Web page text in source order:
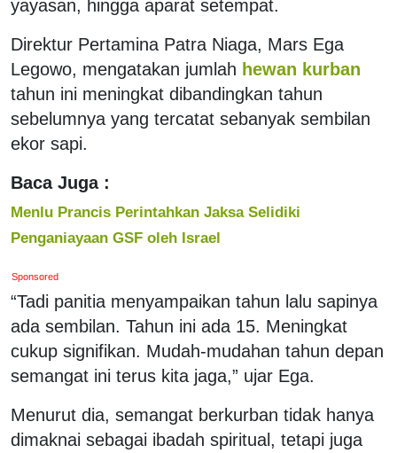
yayasan, hingga aparat setempat.
Direktur Pertamina Patra Niaga, Mars Ega
Legowo, mengatakan jumlah hewan kurban
tahun ini meningkat dibandingkan tahun
sebelumnya yang tercatat sebanyak sembilan
ekor sapi.
Baca Juga :
Menlu Prancis Perintahkan Jaksa Selidiki
Penganiayaan GSF oleh Israel
Sponsored
“Tadi panitia menyampaikan tahun lalu sapinya
ada sembilan. Tahun ini ada 15. Meningkat
cukup signifikan. Mudah-mudahan tahun depan
semangat ini terus kita jaga,” ujar Ega.
Menurut dia, semangat berkurban tidak hanya
dimaknai sebagai ibadah spiritual, tetapi juga